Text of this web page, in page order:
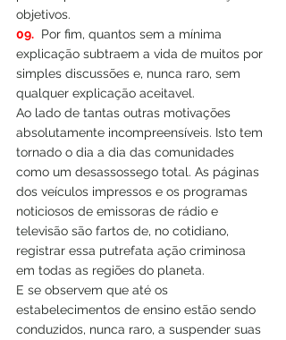
objetivos.
09.
  Por fim, quantos sem a mínima
explicação subtraem a vida de muitos por
simples discussões e, nunca raro, sem
qualquer explicação aceitavel.
Ao lado de tantas outras motivações
absolutamente incompreensíveis. Isto tem
tornado o dia a dia das comunidades
como um desassossego total. As páginas
dos veículos impressos e os programas
noticiosos de emissoras de rádio e
televisão são fartos de, no cotidiano,
registrar essa putrefata ação criminosa
em todas as regiões do planeta.
E se observem que até os
estabelecimentos de ensino estão sendo
conduzidos, nunca raro, a suspender suas